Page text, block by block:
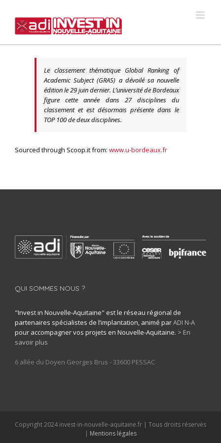
content
Le classement thématique Global Ranking of
Academic Subject (GRAS) a dévoilé sa nouvelle
édition le 29 juin dernier. L’université de Bordeaux
figure cette année dans 27 disciplines du
classement et est désormais présente dans le
TOP 100 de deux disciplines.
Sourced through Scoop.it from: www.u-bordeaux.fr
QUI SOMMES NOUS ?
"Invest in Nouvelle-Aquitaine" est le réseau régional de
partenaires spécialistes de l’implantation, animé parADI N-A
pour accompagner vos projets en Nouvelle-Aquitaine. > En
savoir plus
6 allée du Doyen Georges Brus - 33600 PESSAC
Copyright 2024 invest-in-nouvelle-aquitaine.fr | Tous droits réservés
| Mentions légales